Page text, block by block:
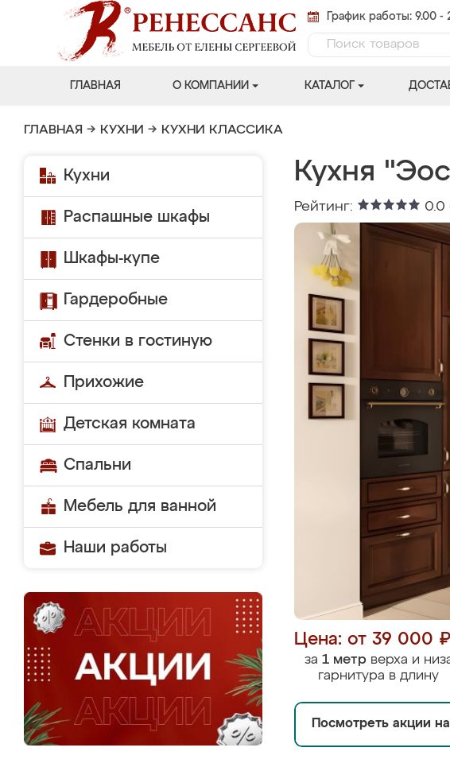
График работы: 9.00 -
ГЛАВНАЯ О КОМПАНИИ КАТАЛОГ
ГЛАВНАЯ → КУХНИ → КУХНИ КЛАССИКА
Кухни
Распашные шкафы
Шкафы-купе
Гардеробные
Стенки в гостиную
Прихожие
Детская комната
Спальни
Мебель для ванной
Наши работы
Кухня
Рейтинг: 0.0
Цена: от 39 000 ₽
за 1 метрверха и
гарнитура в длину
Посмотреть акции